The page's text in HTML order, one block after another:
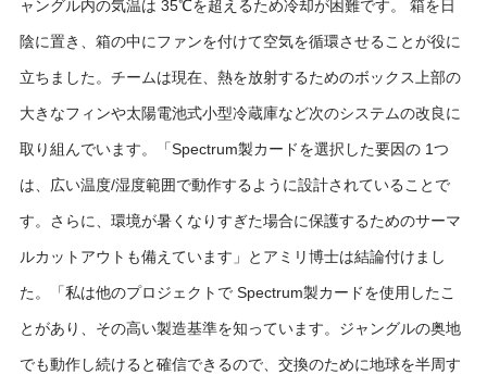
ャングル内の気温は 35℃を超えるため冷却が困難です。 箱を日
陰に置き、箱の中にファンを付けて空気を循環させることが役に
立ちました。チームは現在、熱を放射するためのボックス上部の
大きなフィンや太陽電池式小型冷蔵庫など次のシステムの改良に
取り組んでいます。「Spectrum製カードを選択した要因の 1つ
は、広い温度/湿度範囲で動作するように設計されていることで
す。さらに、環境が暑くなりすぎた場合に保護するためのサーマ
ルカットアウトも備えています」とアミリ博士は結論付けまし
た。「私は他のプロジェクトで Spectrum製カードを使用したこ
とがあり、その高い製造基準を知っています。ジャングルの奥地
でも動作し続けると確信できるので、交換のために地球を半周す